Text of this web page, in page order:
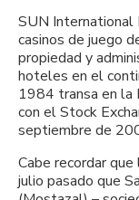
SUN International
casinos de juego
propiedad y
hoteles en el
1984 transa en la
con el Stock
septiembre de
Cabe recordar
julio pasado que